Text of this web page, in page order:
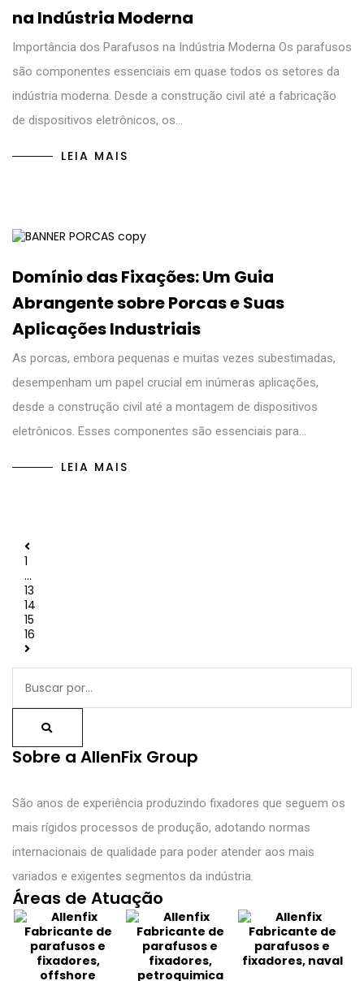
na Indústria Moderna
Importância dos Parafusos na Indústria Moderna Os parafusos
são componentes essenciais em quase todos os setores da
indústria moderna. Desde a construção civil até a fabricação
de dispositivos eletrônicos, os…
LEIA MAIS
Domínio das Fixações: Um Guia
Abrangente sobre Porcas e Suas
Aplicações Industriais
As porcas, embora pequenas e muitas vezes subestimadas,
desempenham um papel crucial em inúmeras aplicações,
desde a construção civil até a montagem de dispositivos
eletrônicos. Esses componentes são essenciais para…
LEIA MAIS
1
…
13
14
15
16
Sobre a AllenFix Group
São anos de experiência produzindo fixadores que seguem os
mais rígidos processos de produção, adotando normas
internacionais de qualidade para poder atender aos mais
variados e exigentes segmentos da indústria.
Áreas de Atuação